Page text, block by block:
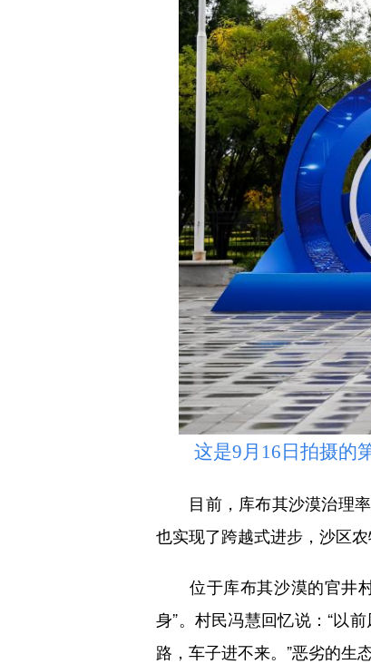
这是9月16日拍摄的第
目前，库布其沙漠治理率
也实现了跨越式进步，沙区
位于库布其沙漠的官井村
身”。村民冯慧回忆说：“以
路，车子进不来。”恶劣的生